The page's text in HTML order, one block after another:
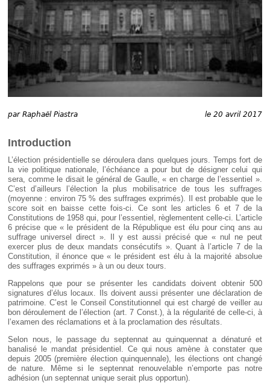
IT
par Raphaël Piastra le 20 avril 2017
Introduction
L’élection présidentielle se déroulera dans quelques jours. Temps fort de
la vie politique nationale, l’échéance a pour but de désigner celui qui
sera, comme le disait le général de Gaulle, « en charge de l’essentiel ».
C’est d’ailleurs l’élection la plus mobilisatrice de tous les suffrages
(moyenne : environ 75 % des suffrages exprimés). Il est probable que le
score soit en baisse cette fois-ci. Ce sont les articles 6 et 7 de la
Constitutions de 1958 qui, pour l’essentiel, règlementent celle-ci. L’article
6 précise que « le président de la République est élu pour cinq ans au
suffrage universel direct ». Il y est aussi précisé que « nul ne peut
exercer plus de deux mandats consécutifs ». Quant à l’article 7 de la
Constitution, il énonce que « le président est élu à la majorité absolue
des suffrages exprimés » à un ou deux tours.
Rappelons que pour se présenter les candidats doivent obtenir 500
signatures d’élus locaux. Ils doivent aussi présenter une déclaration de
patrimoine. C’est le Conseil Constitutionnel qui est chargé de veiller au
bon déroulement de l’élection (art. 7 Const.), à la régularité de celle-ci, à
l’examen des réclamations et à la proclamation des résultats.
Selon nous, le passage du septennat au quinquennat a dénaturé et
banalisé le mandat présidentiel. Ce qui nous amène à constater que
depuis 2005 (première élection quinquennale), les élections ont changé
de nature. Même si le septennat renouvelable n’emporte pas notre
adhésion (un septennat unique serait plus opportun).